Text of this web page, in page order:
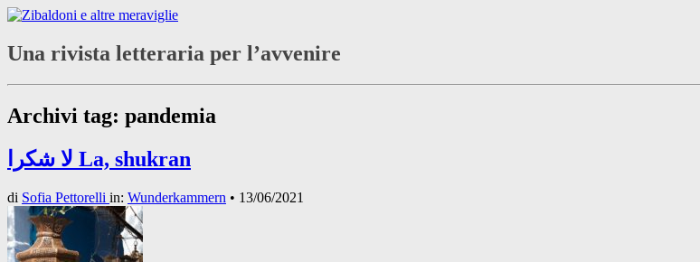
Una rivista letteraria per l’avvenire
Archivi tag: pandemia
لا شكرا La, shukran
di Sofia Pettorelli in: Wunderkammern • 13/06/2021